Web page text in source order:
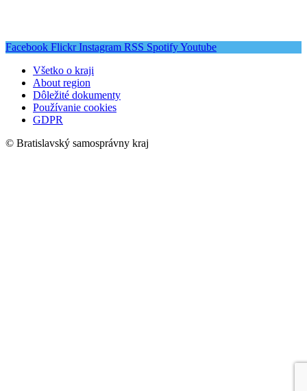
Facebook Flickr Instagram RSS SpotifyYoutube
Všetko o kraji
About region
Dôležité dokumenty
Používanie cookies
GDPR
© Bratislavský samosprávny kraj